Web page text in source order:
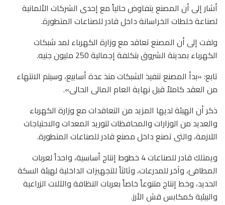
أشار إلى أن المصنع يتفاوض حالياً مع إحدى الشركات الألمانية
لصناعة خلطات الخراسانة داخل قادر للصناعات المتطورة.
ولفت إلى أن المصنع تعاقد مع وزارة الكهرباء لمد شبكات
الكهرباء بمدينة الشروق بتكلفة إجمالية 250 مليون جنيه.
تابع: «بدأ المصنع تنفيذ الشبكات منذ عدة أسابيع، وسيتم الانتهاء
من العقد كاملاً قبل نهاية العام المالى الحالى».
ذكر أن الهيئة لديها المزيد من التعاقدات مع وزارة الكهرباء
والعديد من الوزارات والمحافظات لتوريد المعدات والاحتياجات
اللازمة، والتى تصنع داخل مصنع قادر للصناعات المتطورة.
ويمتلك قادر للصناعات 4 خطوط إنتاج أساسية، واحداً لعربات
المطافئ، وآخر للمدرعات، وثالثاً للتجهيزات الداخلية لهيئة السكة
الحديد، وخط إنتاج متنوعاً خاصاً بعربات النظافة والآلات الزراعية
والبيئية كمكابس قش الأرز.